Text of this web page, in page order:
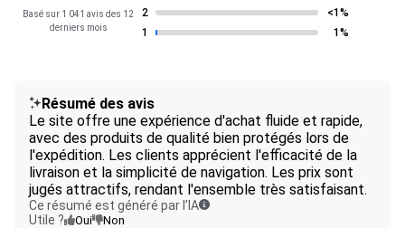
Basé sur 1 041 avis des 12
derniers mois
2
<1%
1
1%
Résumé des avis
Le site offre une expérience d'achat fluide et rapide,
avec des produits de qualité bien protégés lors de
l'expédition. Les clients apprécient l'efficacité de la
livraison et la simplicité de navigation. Les prix sont
jugés attractifs, rendant l'ensemble très satisfaisant.
Ce résumé est généré par l’IA
Utile ?
Oui Non